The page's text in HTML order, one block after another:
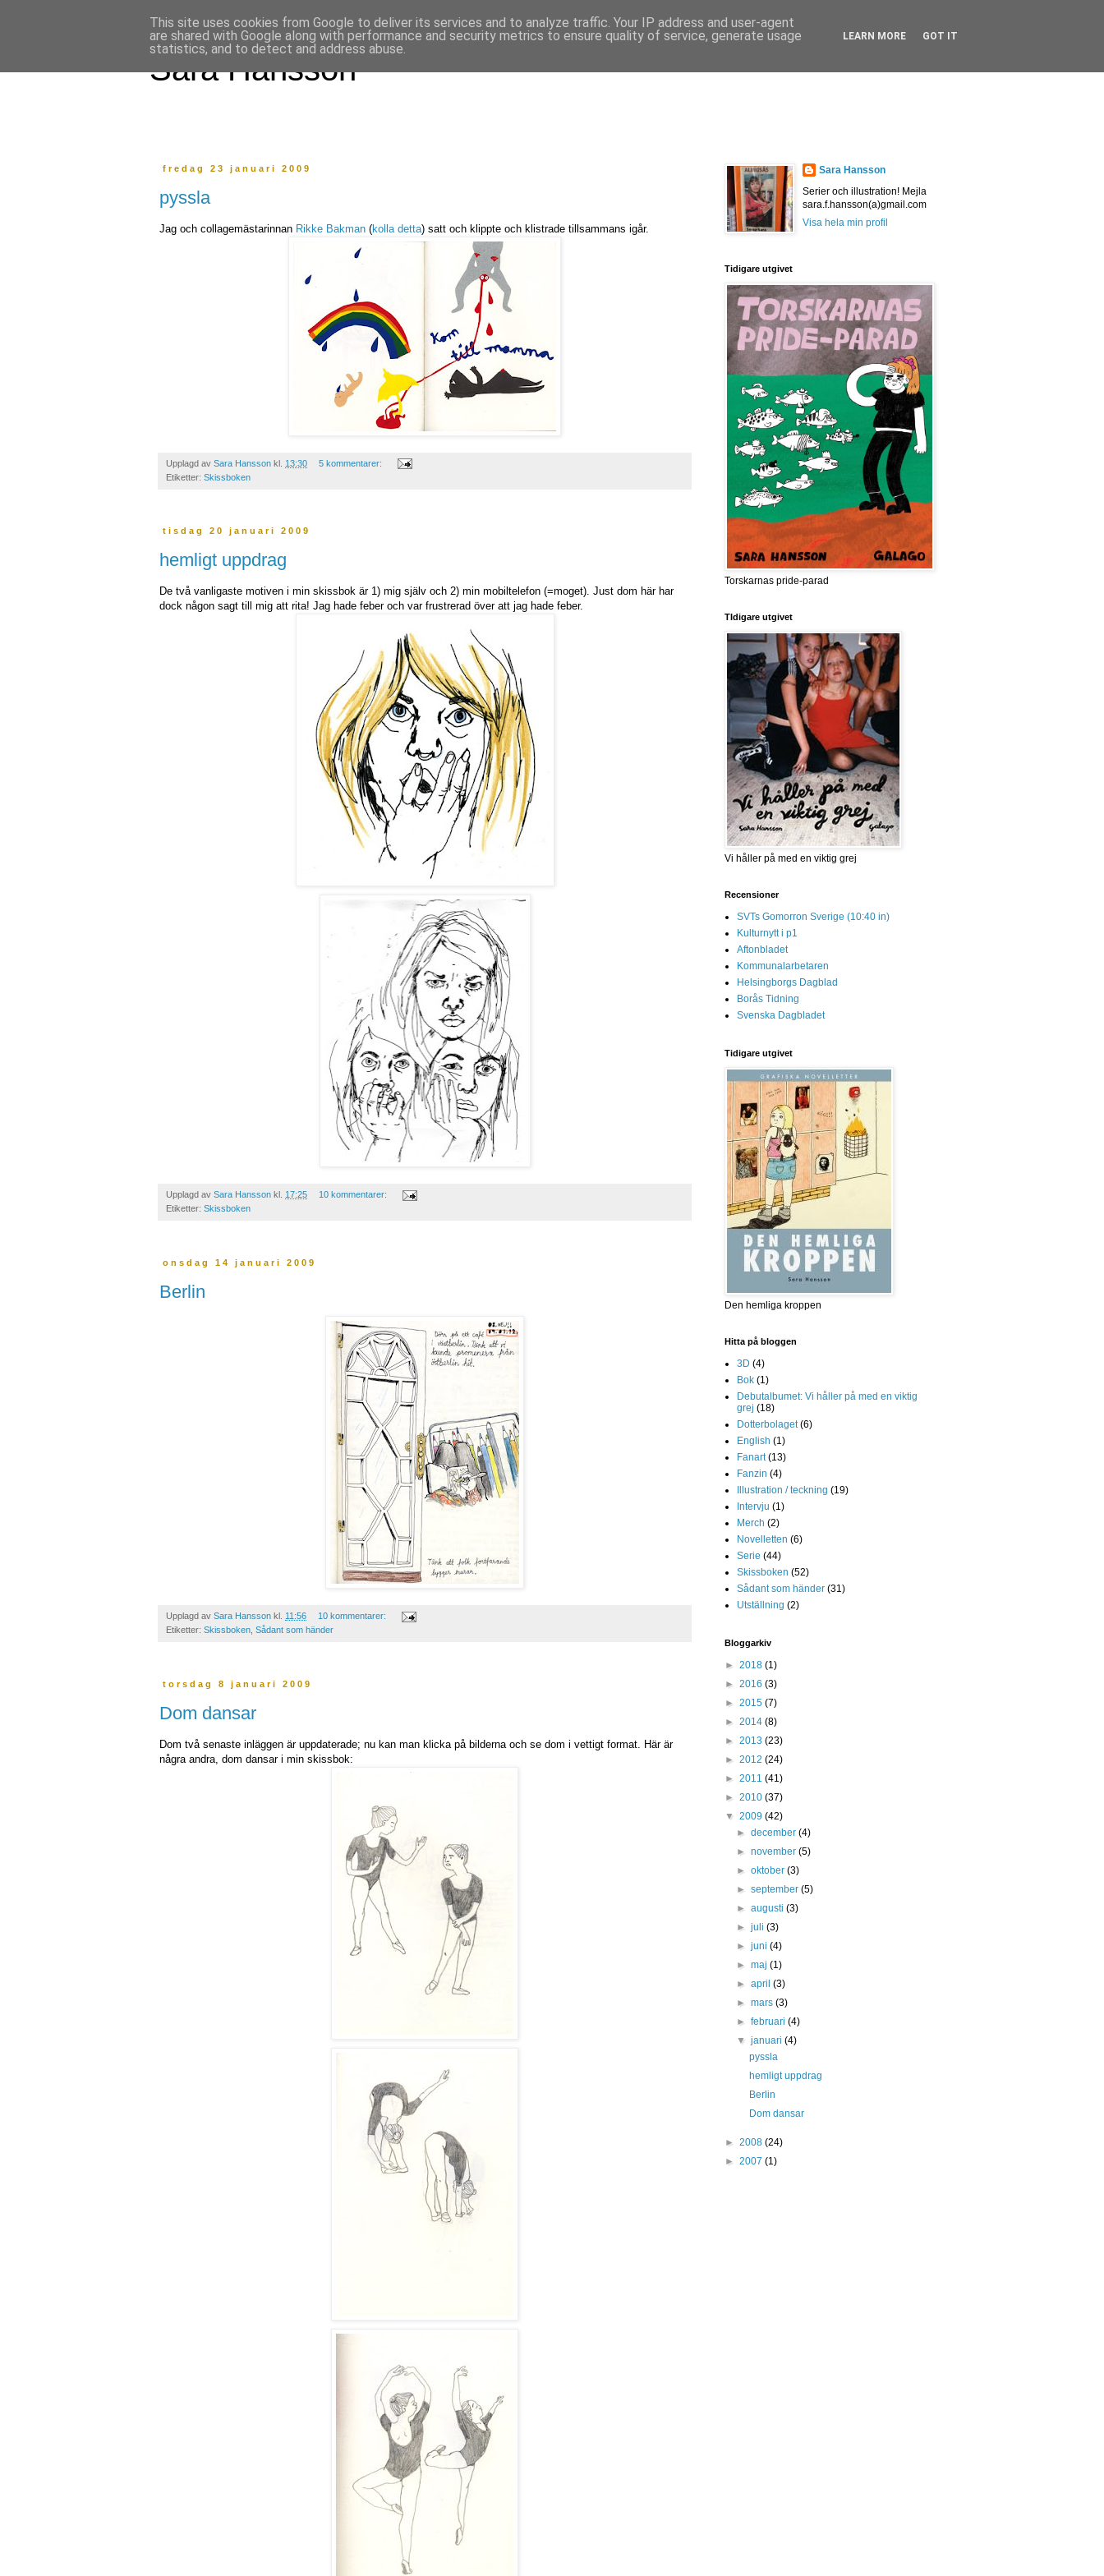
Sara Hansson
fredag 23 januari 2009
pyssla
Jag och collagemästarinnan Rikke Bakman (kolla detta) satt och klippte och klistrade tillsammans igår.
Upplagd av Sara Hansson kl. 13:30
5 kommentarer:
Etiketter: Skissboken
tisdag 20 januari 2009
hemligt uppdrag
De två vanligaste motiven i min skissbok är 1) mig själv och 2) min mobiltelefon (=moget). Just dom här har
dock någon sagt till mig att rita! Jag hade feber och var frustrerad över att jag hade feber.
Upplagd av Sara Hansson kl. 17:25
10 kommentarer:
Etiketter: Skissboken
onsdag 14 januari 2009
Berlin
Upplagd av Sara Hansson kl. 11:56
10 kommentarer:
Etiketter: Skissboken Sådant som händer
torsdag 8 januari 2009
Dom dansar
Dom två senaste inläggen är uppdaterade; nu kan man klicka på bilderna och se dom i vettigt format. Här är
några andra, dom dansar i min skissbok:
Sara Hansson
Serier och illustration! Mejla
sara.f.hansson(a)gmail.com
Visa hela min profil
Tidigare utgivet
Torskarnas pride-parad
TIdigare utgivet
Vi håller på med en viktig grej
Recensioner
SVTs Gomorron Sverige (10:40 in)
Kulturnytt i p1
Aftonbladet
Kommunalarbetaren
Helsingborgs Dagblad
Borås Tidning
Svenska Dagbladet
Tidigare utgivet
Den hemliga kroppen
Hitta på bloggen
3D (4)
Bok (1)
Debutalbumet: Vi håller på med en viktig
grej (18)
Dotterbolaget (6)
English (1)
Fanart (13)
Fanzin (4)
Illustration / teckning (19)
Intervju (1)
Merch (2)
Novelletten (6)
Serie (44)
Skissboken (52)
Sådant som händer (31)
Utställning (2)
Bloggarkiv
► 2018 (1)
► 2016 (3)
► 2015 (7)
► 2014 (8)
► 2013 (23)
► 2012 (24)
► 2011 (41)
► 2010 (37)
▼ 2009 (42)
►december(4)
►november(5)
►oktober(3)
►september(5)
►augusti(3)
►juli(3)
►juni(4)
►maj(1)
►april(3)
►mars(3)
►februari(4)
▼januari(4)
pyssla
hemligt uppdrag
Berlin
Dom dansar
► 2008 (24)
► 2007 (1)
This site uses cookies from Google to deliver its services and to analyze traffic. Your IP address and user-agent
are shared with Google along with performance and security metrics to ensure quality of service, generate usage
statistics, and to detect and address abuse.
LEARN MORE GOT IT